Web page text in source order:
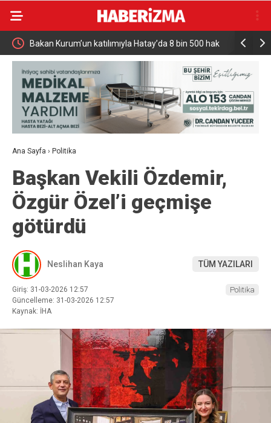
Bakan Kurum’un katılımıyla Hatay’da 8 bin 500 hak
sahibinin konutu belirlendi
Türkiye
Milyar
Ana Sayfa › Politika
Başkan Vekili Özdemir,
Özgür Özel’i geçmişe
götürdü
Neslihan Kaya TÜM YAZILARI
Giriş: 31-03-2026 12:57
Güncelleme: 31-03-2026 12:57
Kaynak: İHA
Politika